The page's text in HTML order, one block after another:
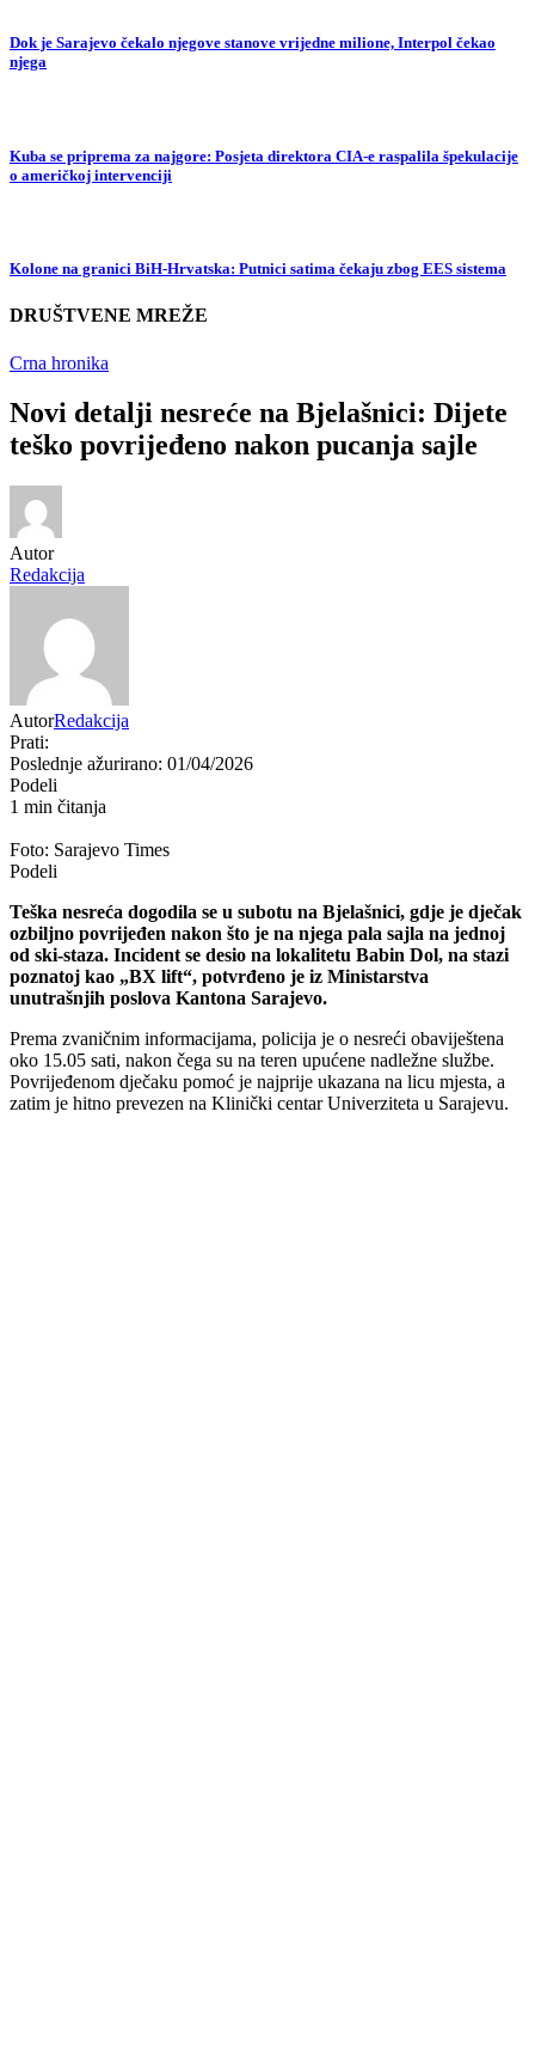
Dok je Sarajevo čekalo njegove stanove vrijedne milione, Interpol čekao
njega
Kuba se priprema za najgore: Posjeta direktora CIA-e raspalila špekulacije
o američkoj intervenciji
Kolone na granici BiH-Hrvatska: Putnici satima čekaju zbog EES sistema
DRUŠTVENE MREŽE
Crna hronika
Novi detalji nesreće na Bjelašnici: Dijete
teško povrijeđeno nakon pucanja sajle
Autor
Redakcija
AutorRedakcija
Prati:
Poslednje ažurirano: 01/04/2026
Podeli
1 min čitanja
Foto: Sarajevo Times
Podeli
Teška nesreća dogodila se u subotu na Bjelašnici, gdje je dječak
ozbiljno povrijeđen nakon što je na njega pala sajla na jednoj
od ski-staza. Incident se desio na lokalitetu Babin Dol, na stazi
poznatoj kao „BX lift“, potvrđeno je iz Ministarstva
unutrašnjih poslova Kantona Sarajevo.
Prema zvaničnim informacijama, policija je o nesreći obaviještena
oko 15.05 sati, nakon čega su na teren upućene nadležne službe.
Povrijeđenom dječaku pomoć je najprije ukazana na licu mjesta, a
zatim je hitno prevezen na Klinički centar Univerziteta u Sarajevu.